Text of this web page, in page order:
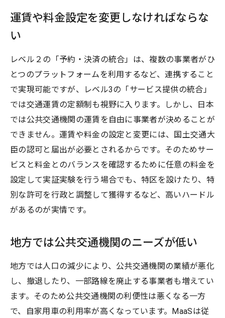
運賃や料金設定を変更しなければならな
い
レベル２の「予約・決済の統合」は、複数の事業者がひ
とつのプラットフォームを利用するなど、連携すること
で実現可能ですが、レベル3の「サービス提供の統合」
では交通運賃の定額制も視野に入ります。しかし、日本
では公共交通機関の運賃を自由に事業者が決めることが
できません。運賃や料金の設定と変更には、国土交通大
臣の認可と届出が必要とされるからです。そのためサー
ビスと料金とのバランスを確認するために任意の料金を
設定して実証実験を行う場合でも、特区を設けたり、特
別な許可を行政と調整して獲得するなど、高いハードル
があるのが実情です。
地方では公共交通機関のニーズが低い
地方では人口の減少により、公共交通機関の業績が悪化
し、撤退したり、一部路線を廃止する事業者も増えてい
ます。そのため公共交通機関の利便性は悪くなる一方
で、自家用車の利用率が高くなっています。MaaSは従